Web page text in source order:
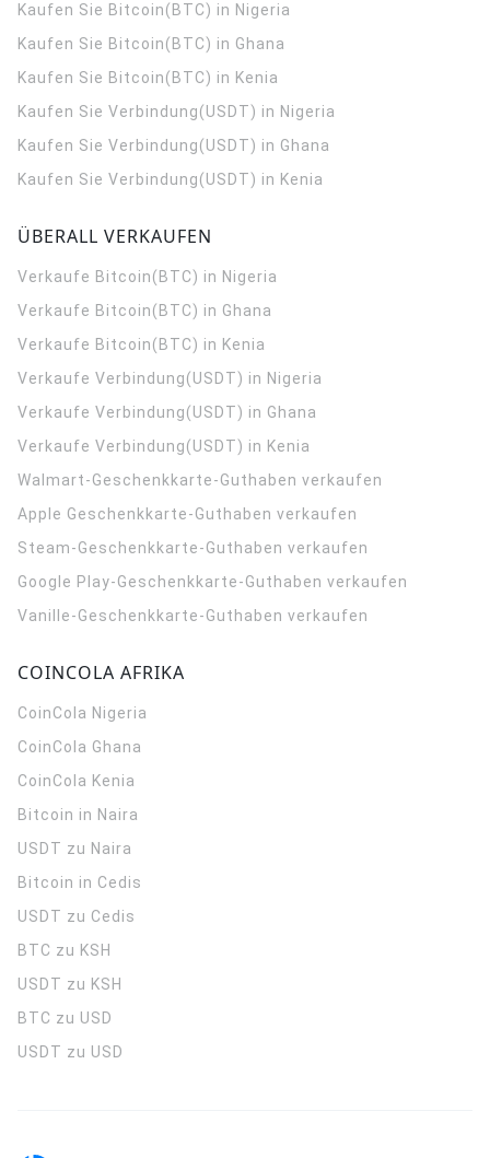
Kaufen Sie Bitcoin(BTC) in Nigeria
Kaufen Sie Bitcoin(BTC) in Ghana
Kaufen Sie Bitcoin(BTC) in Kenia
Kaufen Sie Verbindung(USDT) in Nigeria
Kaufen Sie Verbindung(USDT) in Ghana
Kaufen Sie Verbindung(USDT) in Kenia
ÜBERALL VERKAUFEN
Verkaufe Bitcoin(BTC) in Nigeria
Verkaufe Bitcoin(BTC) in Ghana
Verkaufe Bitcoin(BTC) in Kenia
Verkaufe Verbindung(USDT) in Nigeria
Verkaufe Verbindung(USDT) in Ghana
Verkaufe Verbindung(USDT) in Kenia
Walmart-Geschenkkarte-Guthaben verkaufen
Apple Geschenkkarte-Guthaben verkaufen
Steam-Geschenkkarte-Guthaben verkaufen
Google Play-Geschenkkarte-Guthaben verkaufen
Vanille-Geschenkkarte-Guthaben verkaufen
COINCOLA AFRIKA
CoinCola Nigeria
CoinCola Ghana
CoinCola Kenia
Bitcoin in Naira
USDT zu Naira
Bitcoin in Cedis
USDT zu Cedis
BTC zu KSH
USDT zu KSH
BTC zu USD
USDT zu USD